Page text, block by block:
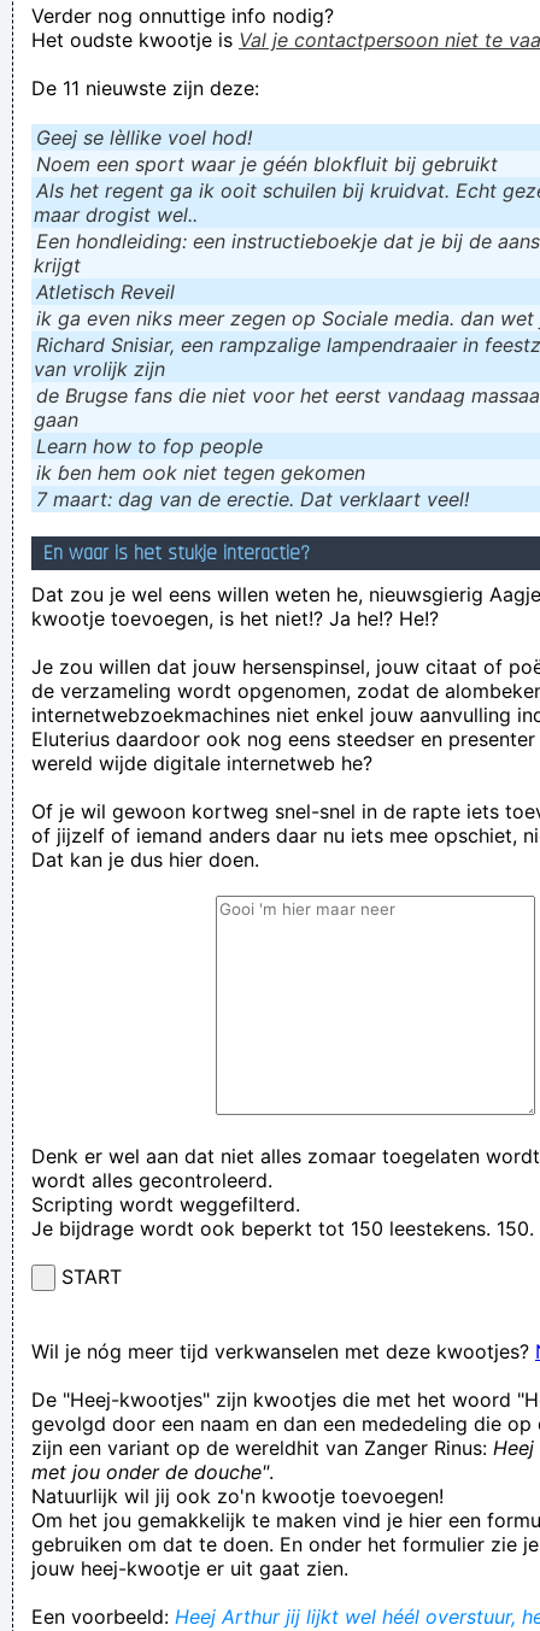
Verder nog onnuttige info nodig?
Het oudste kwootje is Val je contactpersoon niet te
De 11 nieuwste zijn deze:
Geej se lèllike voel hod!
Noem een sport waar je géén blokfluit bij gebruikt
Als het regent ga ik ooit schuilen bij kruidvat. Echt
maar drogist wel..
Een hondleiding: een instructieboekje dat je bij de
krijgt
Atletisch Reveil
ik ga even niks meer zegen op Sociale media. dan
Richard Snisiar, een rampzalige lampendraaier in
van vrolijk zijn
de Brugse fans die niet voor het eerst vandaag
gaan
Learn how to fop people
ik ɓen hem ook niet tegen gekomen
7 maart: dag van de erectie. Dat verklaart veel!
En waar is het stukje interactie?
Dat zou je wel eens willen weten he, nieuwsgierig
kwootje toevoegen, is het niet!? Ja he!? He!?
Je zou willen dat jouw hersenspinsel, jouw citaat of
de verzameling wordt opgenomen, zodat de
internetwebzoekmachines niet enkel jouw aanvulling
Eluterius daardoor ook nog eens steedser en
wereld wijde digitale internetweb he?
Of je wil gewoon kortweg snel-snel in de rapte iets
of jijzelf of iemand anders daar nu iets mee opschiet,
Dat kan je dus hier doen.
Denk er wel aan dat niet alles zomaar toegelaten
wordt alles gecontroleerd.
Scripting wordt weggefilterd.
Je bijdrage wordt ook beperkt tot 150 leestekens. 150.
START
Wil je nóg meer tijd verkwanselen met deze kwootjes?
De "Heej-kwootjes" zijn kwootjes die met het woord
gevolgd door een naam en dan een mededeling die op
zijn een variant op de wereldhit van Zanger Rinus:
met jou onder de douche".
Natuurlijk wil jij ook zo'n kwootje toevoegen!
Om het jou gemakkelijk te maken vind je hier een
gebruiken om dat te doen. En onder het formulier zie
jouw heej-kwootje er uit gaat zien.
Een voorbeeld: Heej Arthur jij lijkt wel héél overstuur,